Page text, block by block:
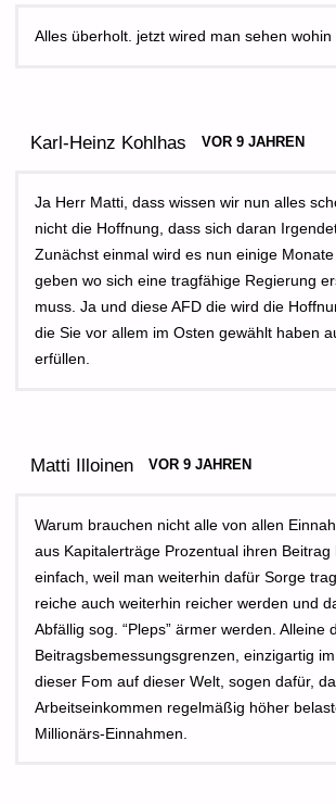
Alles überholt. jetzt wired man sehen
Karl-Heinz Kohlhas VOR 9 JAHREN
Ja Herr Matti, dass wissen wir nun alles
nicht die Hoffnung, dass sich daran
Zunächst einmal wird es nun einige
geben wo sich eine tragfähige Regierung
muss. Ja und diese AFD die wird die
die Sie vor allem im Osten gewählt haben
erfüllen.
Matti Illoinen VOR 9 JAHREN
Warum brauchen nicht alle von allen
aus Kapitalerträge Prozentual ihren Beitrag
einfach, weil man weiterhin dafür Sorge
reiche auch weiterhin reicher werden und
Abfällig sog. “Pleps” ärmer werden. Alleine
Beitragsbemessungsgrenzen, einzigartig
dieser Fom auf dieser Welt, sogen dafür,
Arbeitseinkommen regelmäßig höher
Millionärs-Einnahmen.